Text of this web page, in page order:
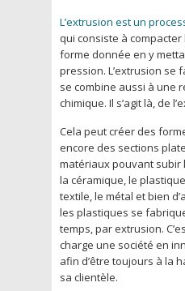
L’extrusion est un
qui consiste à
forme donnée en y
pression. L’extrusion se
se combine aussi à une
chimique. Il s’agit là, de
Cela peut créer des
encore des sections
matériaux pouvant subir
la céramique, le
textile, le métal et bien
les plastiques se
temps, par extrusion.
charge une société en
afin d’être toujours à la
sa clientèle.